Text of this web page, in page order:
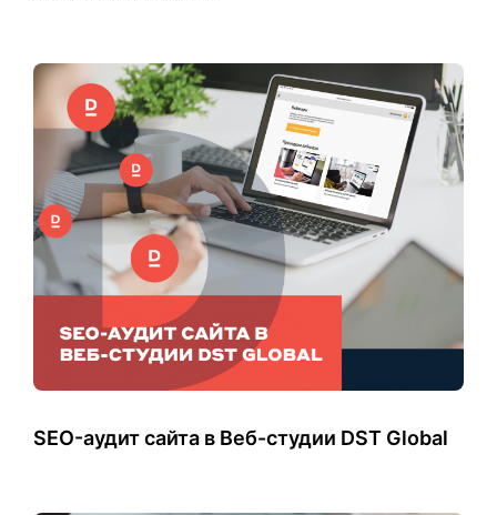
SEO-аудит сайта в Веб-студии DST Global